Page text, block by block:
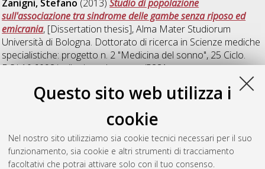
Questo sito web utilizza i
cookie
Nel nostro sito utilizziamo sia cookie tecnici necessari per il suo
funzionamento, sia cookie e altri strumenti di tracciamento
facoltativi che potrai attivare solo con il tuo consenso.
Zanigni, Stefano (2013)Studio di popolazione
sull'associazione tra sindrome delle gambe senza riposo ed
emicrania, [Dissertation thesis], Alma Mater Studiorum
Università di Bologna. Dottorato di ricerca in Scienze mediche
specialistiche: progetto n. 2 "Medicina del sonno", 25 Ciclo.
DOI 10.6092/unibo/amsdottorato/5281.
Ziacchi, Matteo(2013)Strategie di personalizzazione della
terapia di resincronizzazione cardiaca, [Dissertation thesis],
Alma Mater Studiorum Università di Bologna. Dottorato di
Scienze mediche specialistiche: progetto n. 1
"Fisiopatologia dell'insufficienza cardiaca" , 25 Ciclo. DOI
10.6092/unibo/amsdottorato/5332.